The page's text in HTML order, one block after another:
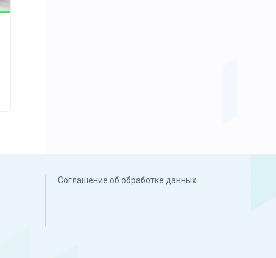
Соглашение об обработке данных